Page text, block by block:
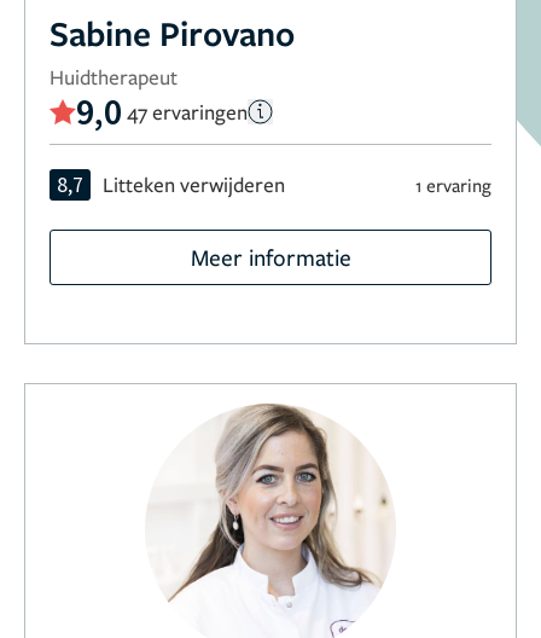
Sabine Pirovano
Huidtherapeut
9,0 47 ervaringen
8,7 Litteken verwijderen 1 ervaring
Meer informatie